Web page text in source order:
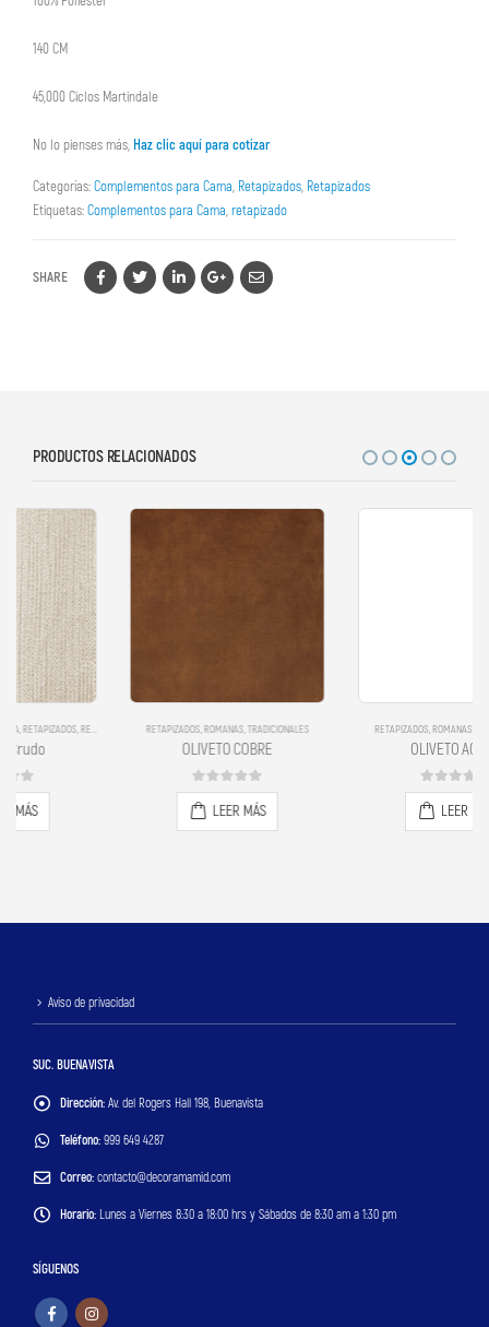
140 CM
45,000 Ciclos Martindale
No lo pienses más, Haz clic aquí para cotizar
Categorías:Complementos para Cama, Retapizados, Retapizados
Etiquetas:Complementos para Cama,retapizado
SHARE
PRODUCTOS RELACIONADOS
RETAPIZADOS ,TRADICIONALES RETAPIZADOS ,TRADICIONALES
Aviso de privacidad
SUC. BUENAVISTA
Dirección: Av. del Rogers Hall 198, Buenavista
Teléfono: 999 649 4287
Correo: contacto@decoramamid.com
Horario: Lunes a Viernes 8:30 a 18:00 hrs y Sábados de 8:30 am a 1:30 pm
SÍGUENOS